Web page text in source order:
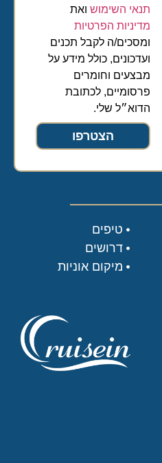
תנאי השימושואת
מדיניות הפרטיות
ומסכים/ה לקבל תכנים
ועדכונים, כולל מידע על
מבצעים וחומרים
פרסומיים, לכתובת
הדוא״ל שלי.
הצטרפו
טיפים
דרושים
מיקום אוניות